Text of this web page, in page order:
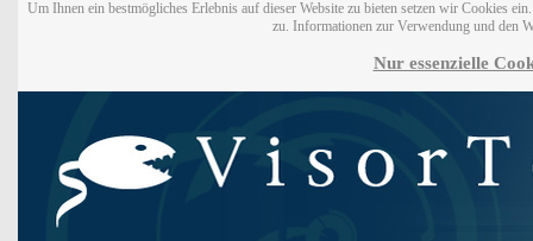
Um Ihnen ein bestmögliches Erlebnis auf dieser Website zu bieten setzen wir Cookies
zu. Informationen zur Verwendung und den
Nur essenzielle